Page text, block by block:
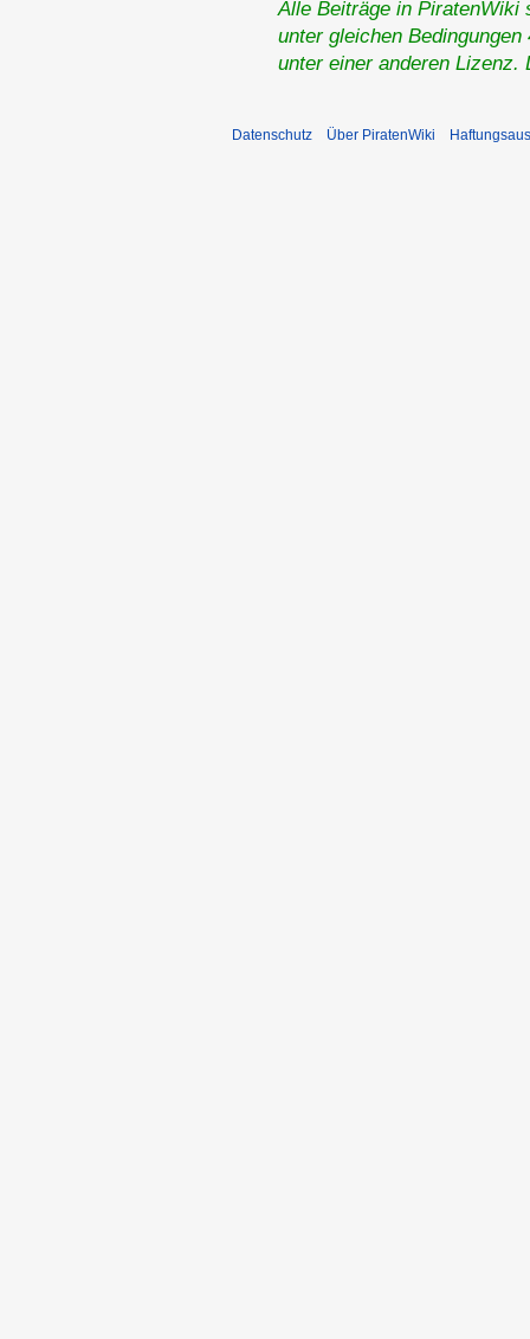
Alle Beiträge in PiratenWiki
unter gleichen
unter einer anderen
Datenschutz Über PiratenWiki